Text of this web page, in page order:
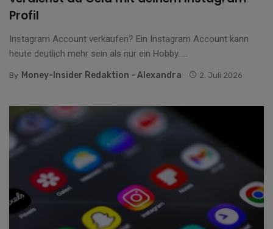
Profil
Instagram Account verkaufen? Ein Instagram Account kann
heute deutlich mehr sein als nur ein Hobby. ...
By Money-Insider Redaktion - Alexandra 2. Juli 2026